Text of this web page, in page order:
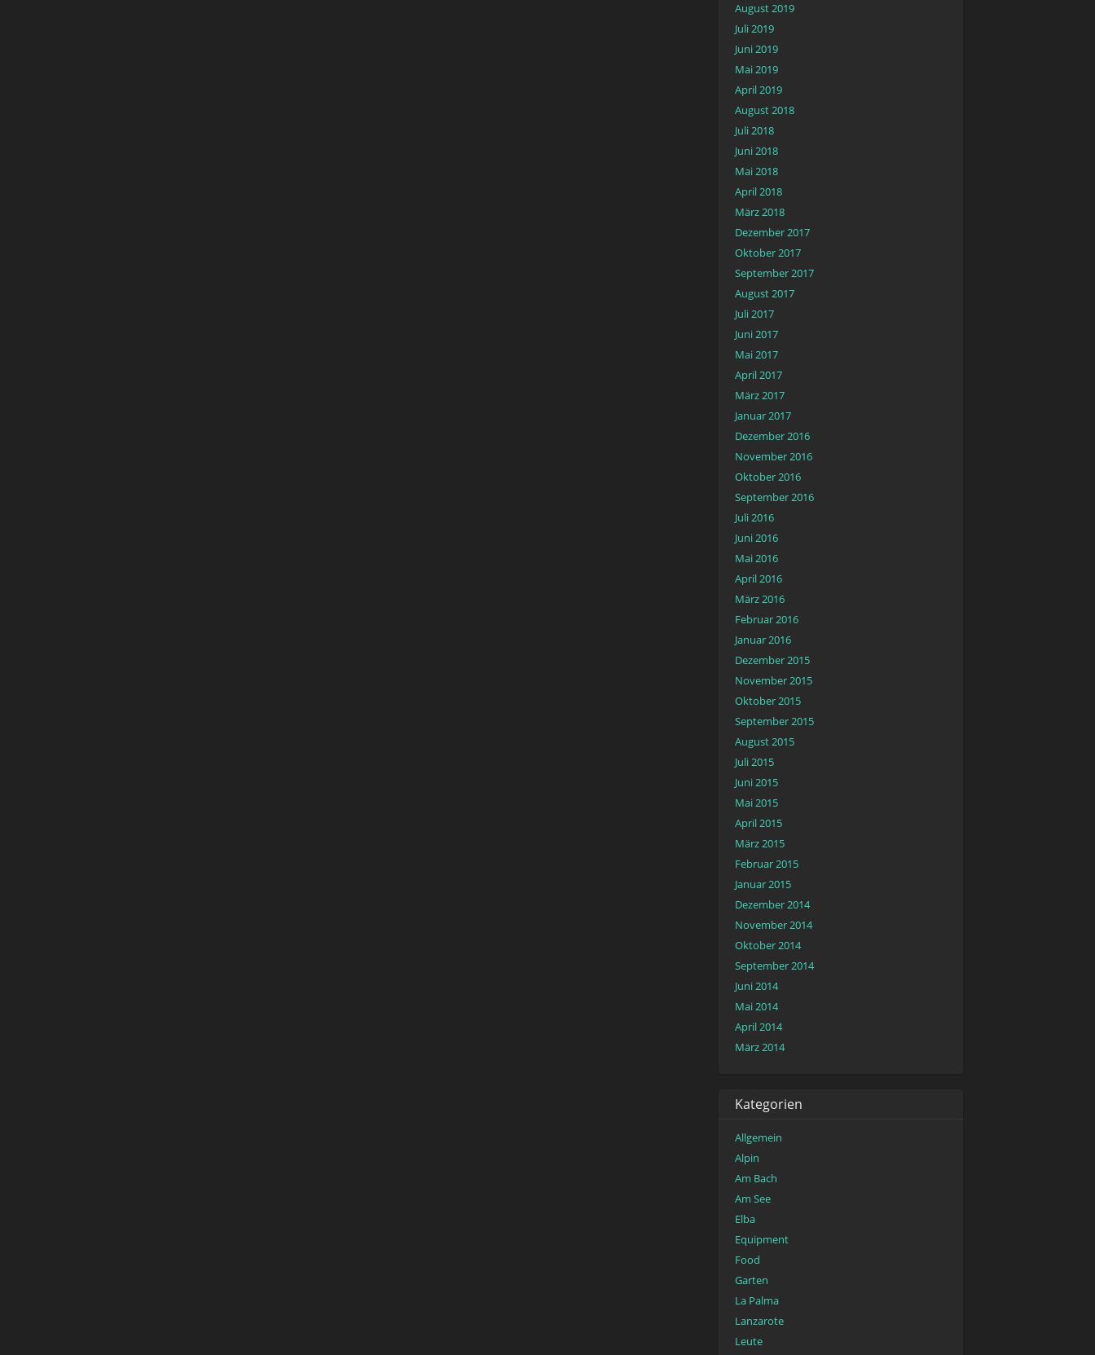
August 2019
Juli 2019
Juni 2019
Mai 2019
April 2019
August 2018
Juli 2018
Juni 2018
Mai 2018
April 2018
März 2018
Dezember 2017
Oktober 2017
September 2017
August 2017
Juli 2017
Juni 2017
Mai 2017
April 2017
März 2017
Januar 2017
Dezember 2016
November 2016
Oktober 2016
September 2016
Juli 2016
Juni 2016
Mai 2016
April 2016
März 2016
Februar 2016
Januar 2016
Dezember 2015
November 2015
Oktober 2015
September 2015
August 2015
Juli 2015
Juni 2015
Mai 2015
April 2015
März 2015
Februar 2015
Januar 2015
Dezember 2014
November 2014
Oktober 2014
September 2014
Juni 2014
Mai 2014
April 2014
März 2014
Kategorien
Allgemein
Alpin
Am Bach
Am See
Elba
Equipment
Food
Garten
La Palma
Lanzarote
Leute